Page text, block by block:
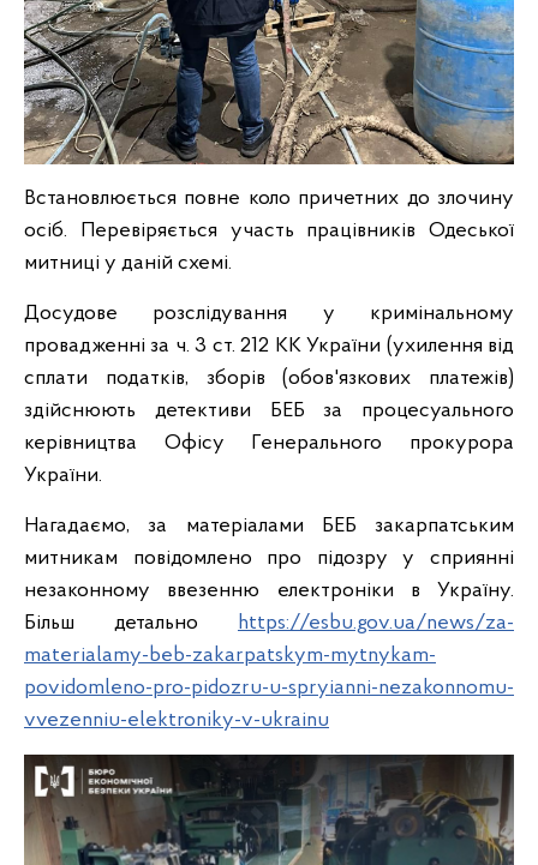
Встановлюється повне коло причетних до злочину
осіб. Перевіряється участь працівників Одеської
митниці у даній схемі.
Досудове розслідування у кримінальному
провадженні за ч. 3 ст. 212 КК України (ухилення від
сплати податків, зборів (обов'язкових платежів)
здійснюють детективи БЕБ за процесуального
керівництва Офісу Генерального прокурора
України.
Нагадаємо, за матеріалами БЕБ закарпатським
митникам повідомлено про підозру у сприянні
незаконному ввезенню електроніки в Україну.
Більш детально https://esbu.gov.ua/news/za-
materialamy-beb-zakarpatskym-mytnykam-
povidomleno-pro-pidozru-u-spryianni-nezakonnomu-
vvezenniu-elektroniky-v-ukrainu